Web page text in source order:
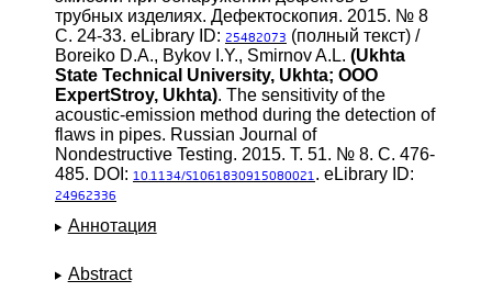
трубных изделиях. Дефектоскопия. 2015. № 8
С. 24-33. eLibrary ID: 25482073 (полный текст) /
Boreiko D.A., Bykov I.Y., Smirnov A.L. (Ukhta
State Technical University, Ukhta; OOO
ExpertStroy, Ukhta). The sensitivity of the
acoustic-emission method during the detection of
flaws in pipes. Russian Journal of
Nondestructive Testing. 2015. Т. 51. № 8. С. 476-
485. DOI: 10.1134/S1061830915080021. eLibrary ID:
24962336
Аннотация
Abstract